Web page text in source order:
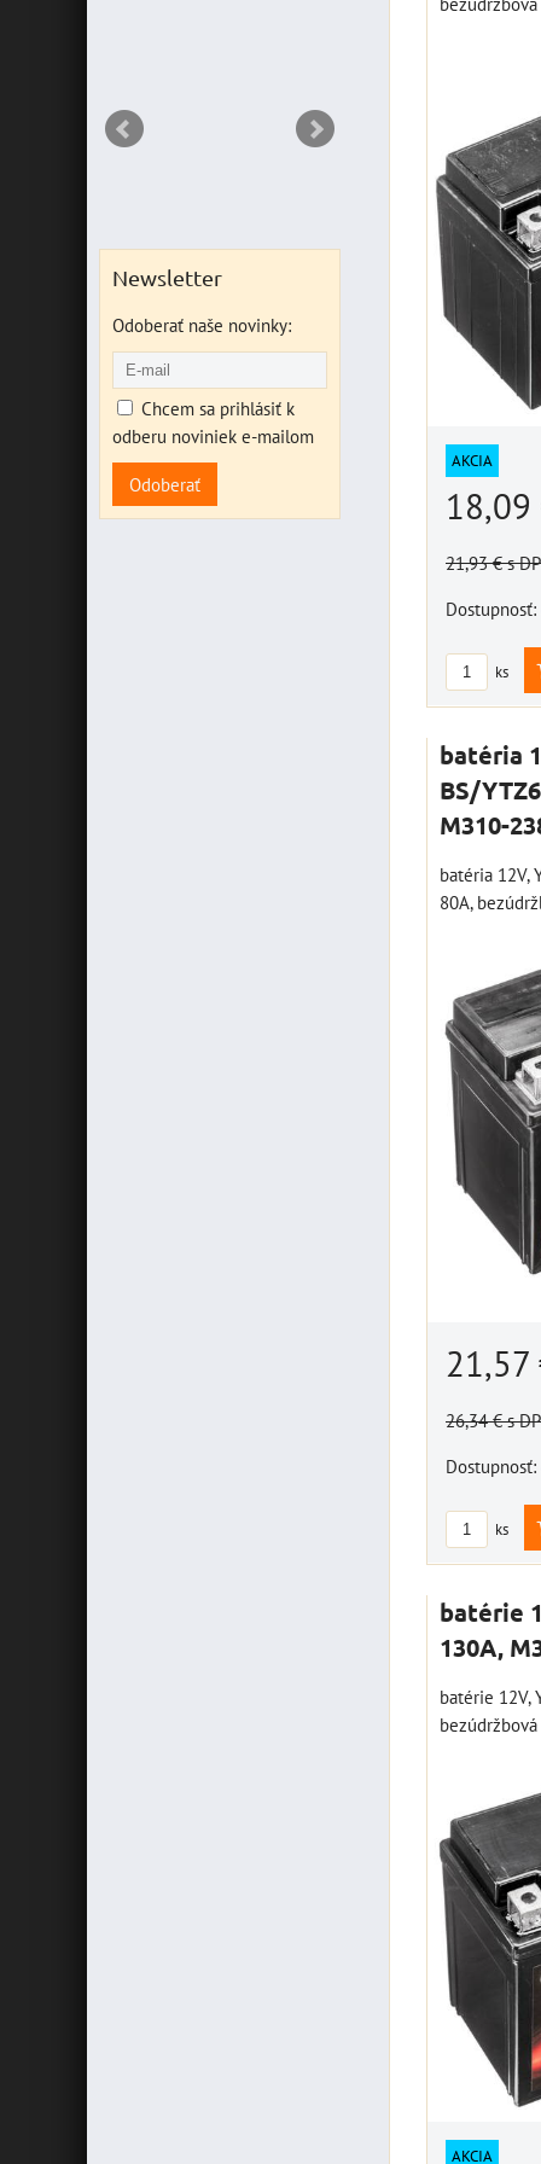
AKCIA
18,09
21,93 €s
Dostupnosť:
ks
batéria
BS/
M310-
batéria 12V,
80A,
21,57
26,34 €s
Dostupnosť:
ks
batérie
130A,
batérie 12V,
AKCIA
DO
Newsletter
Odoberať naše novinky:
Chcem sa prihlásiť k
odberu noviniek e-mailom
Odoberať